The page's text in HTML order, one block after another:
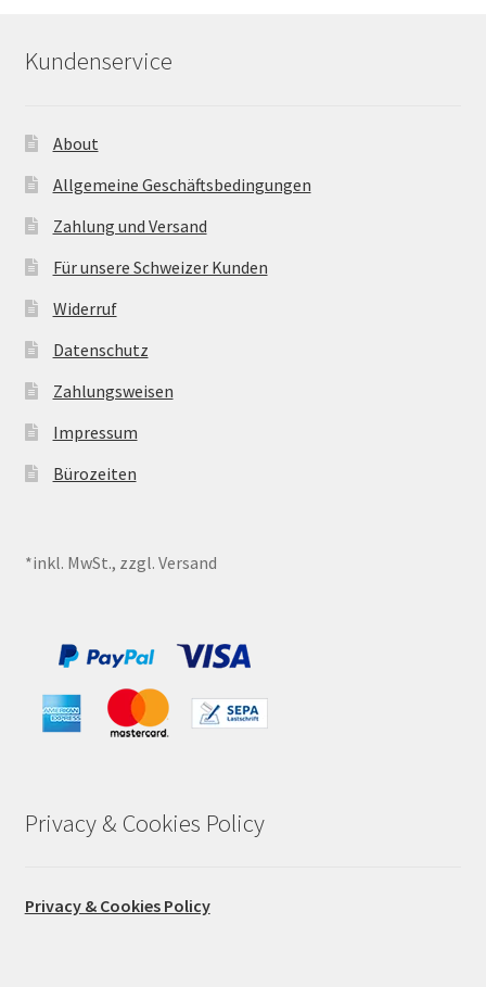
Kundenservice
About
Allgemeine Geschäftsbedingungen
Zahlung und Versand
Für unsere Schweizer Kunden
Widerruf
Datenschutz
Zahlungsweisen
Impressum
Bürozeiten
*inkl. MwSt., zzgl. Versand
Privacy & Cookies Policy
Privacy & Cookies Policy